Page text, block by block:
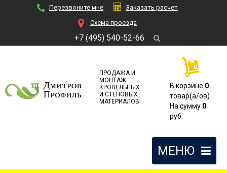
Перезвоните мне
Заказать расчет
Cхема проезда
+7 (495) 540-52-66
ПРОДАЖА И
МОНТАЖ
КРОВЕЛЬНЫХ
И СТЕНОВЫХ
МАТЕРИАЛОВ
В корзине 0
товар(a/ов)
На сумму 0
руб.
МЕНЮ